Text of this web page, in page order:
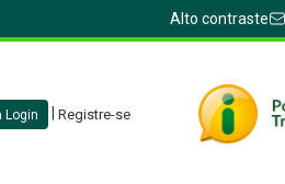
Alto contraste
Login Registre-se